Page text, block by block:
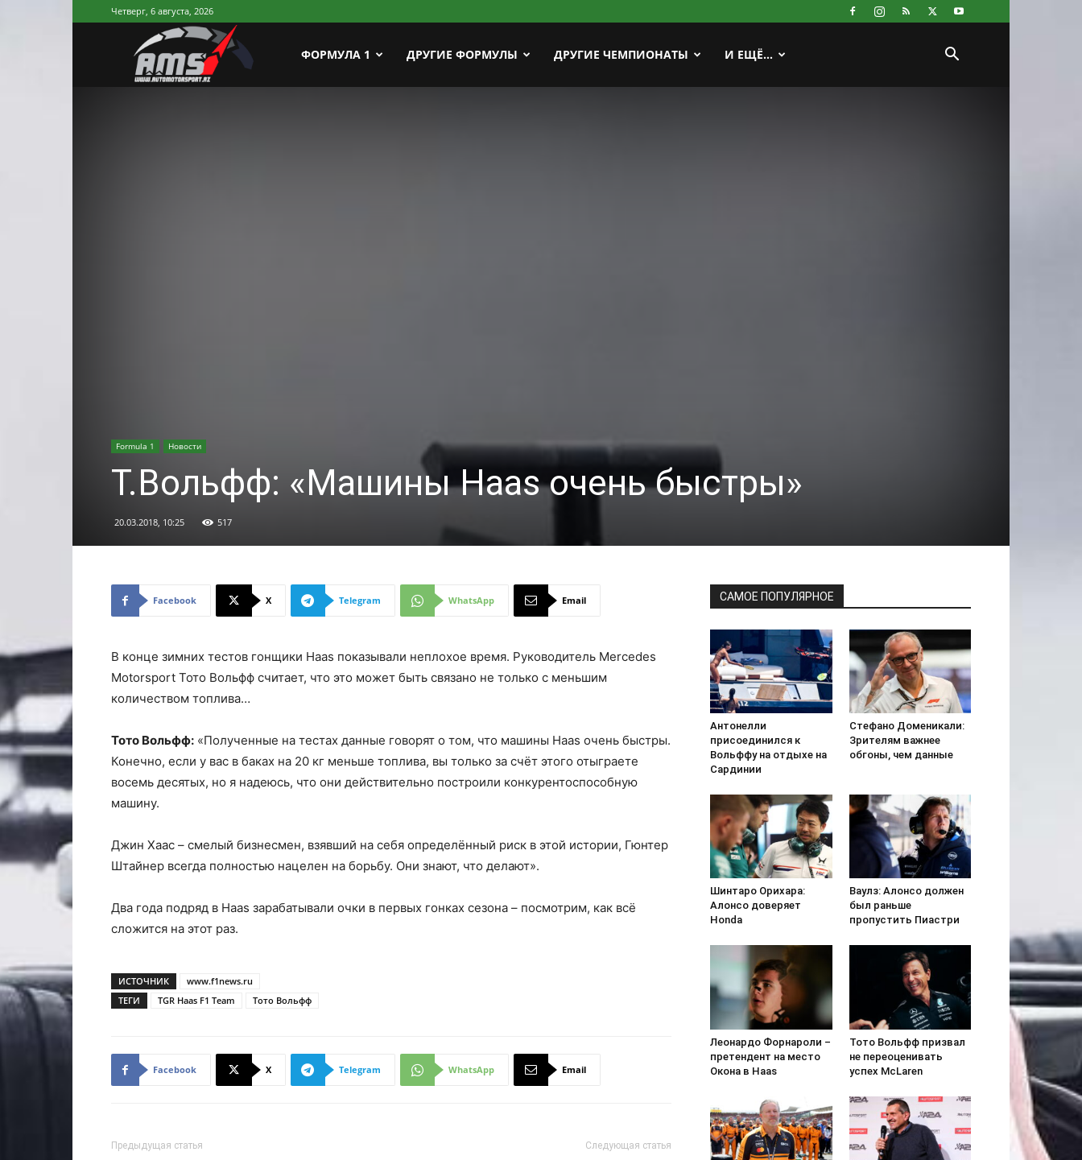
Четверг, 6 августа, 2026
AutoMotorSport
ФОРМУЛА 1 ДРУГИЕ ФОРМУЛЫ ДРУГИЕ ЧЕМПИОНАТЫ И ЕЩЁ…
Formula 1 Новости
Т.Вольфф: «Машины Haas очень быстры»
20.03.2018, 10:25 517
Facebook X Telegram WhatsApp Email
В конце зимних тестов гонщики Haas показывали неплохое время. Руководитель Mercedes
Motorsport Тото Вольфф считает, что это может быть связано не только с меньшим
количеством топлива…
Тото Вольфф: «Полученные на тестах данные говорят о том, что машины Haas очень быстры.
Конечно, если у вас в баках на 20 кг меньше топлива, вы только за счёт этого отыграете
восемь десятых, но я надеюсь, что они действительно построили конкурентоспособную
машину.
Джин Хаас – смелый бизнесмен, взявший на себя определённый риск в этой истории, Гюнтер
Штайнер всегда полностью нацелен на борьбу. Они знают, что делают».
Два года подряд в Haas зарабатывали очки в первых гонках сезона – посмотрим, как всё
сложится на этот раз.
ИСТОЧНИК
www.f1news.ru
ТЕГИ
TGR Haas F1 Team Тото Вольфф
Facebook X Telegram WhatsApp Email
Предыдущая статья Следующая статья
САМОЕ ПОПУЛЯРНОЕ
Антонелли
присоединился к
Вольффу на отдыхе на
Сардинии
Стефано Доменикали:
Зрителям важнее
обгоны, чем данные
Шинтаро Орихара:
Алонсо доверяет
Honda
Ваулз: Алонсо должен
был раньше
пропустить Пиастри
Леонардо Форнароли –
претендент на место
Окона в Haas
Тото Вольфф призвал
не переоценивать
успех McLaren